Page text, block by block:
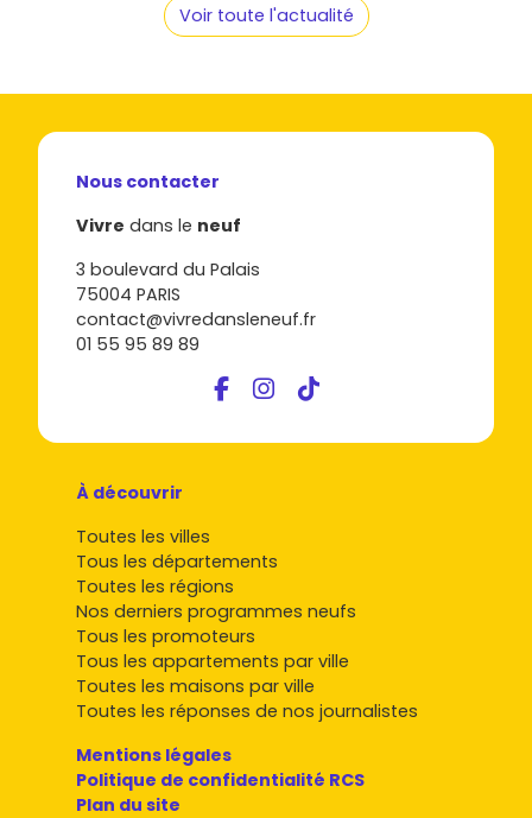
Voir toute l'actualité
Nous contacter
Vivre dans le neuf
3 boulevard du Palais
75004 PARIS
contact@vivredansleneuf.fr
01 55 95 89 89
À découvrir
Toutes les villes
Tous les départements
Toutes les régions
Nos derniers programmes neufs
Tous les promoteurs
Tous les appartements par ville
Toutes les maisons par ville
Toutes les réponses de nos journalistes
Mentions légales
Politique de confidentialité RCS
Plan du site